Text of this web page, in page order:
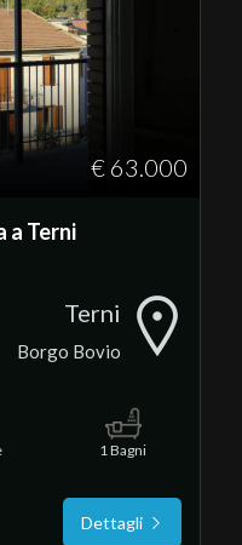
€ 63.000
a Terni
Terni
Borgo Bovio
1 Bagni
Dettagli